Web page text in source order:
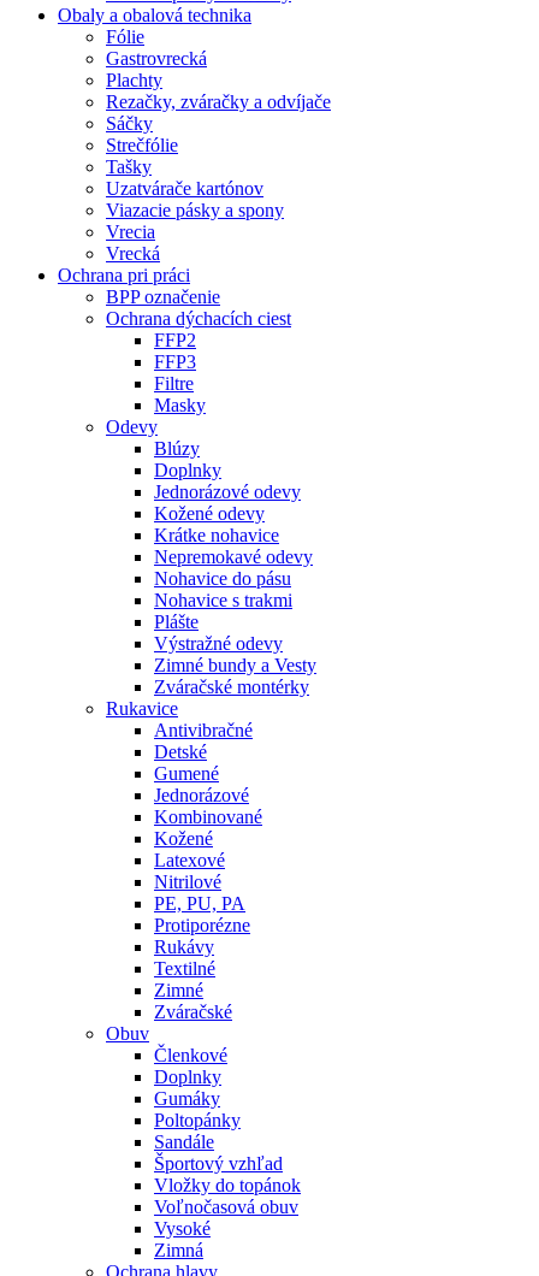
Obaly a obalová technika
Fólie
Gastrovrecká
Plachty
Rezačky, zváračky a odvíjače
Sáčky
Strečfólie
Tašky
Uzatvárače kartónov
Viazacie pásky a spony
Vrecia
Vrecká
Ochrana pri práci
BPP označenie
Ochrana dýchacích ciest
FFP2
FFP3
Filtre
Masky
Odevy
Blúzy
Doplnky
Jednorázové odevy
Kožené odevy
Krátke nohavice
Nepremokavé odevy
Nohavice do pásu
Nohavice s trakmi
Plášte
Výstražné odevy
Zimné bundy a Vesty
Zváračské montérky
Rukavice
Antivibračné
Detské
Gumené
Jednorázové
Kombinované
Kožené
Latexové
Nitrilové
PE, PU, PA
Protiporézne
Rukávy
Textilné
Zimné
Zváračské
Obuv
Členkové
Doplnky
Gumáky
Poltopánky
Sandále
Športový vzhľad
Vložky do topánok
Voľnočasová obuv
Vysoké
Zimná
Ochrana hlavy